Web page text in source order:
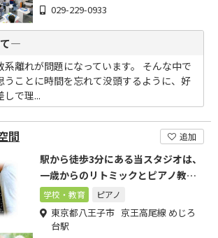
029-229-0933
―
系離れが問題になっています。 そんな中で
うことに時間を忘れて没頭するように、好
しで理...
間 追加
駅から徒歩3分にある当スタジオは、
一歳からのリトミックとピアノ教室
を行っています!
学校・教育 ピアノ
東京都八王子市 京王高尾線 めじろ
台駅